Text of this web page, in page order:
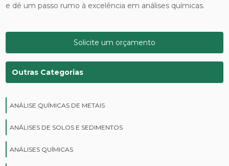
e dê um passo rumo à excelência em análises químicas.
Solicite um orçamento
Outras Categorias
ANÁLISE QUÍMICAS DE METAIS
ANÁLISES DE SOLOS E SEDIMENTOS
ANÁLISES QUÍMICAS